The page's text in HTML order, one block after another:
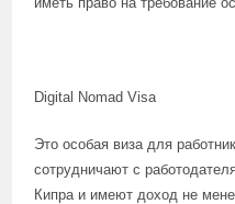
Digital Nomad Visa
Это особая виза для
сотрудничают с
Кипра и имеют доход не